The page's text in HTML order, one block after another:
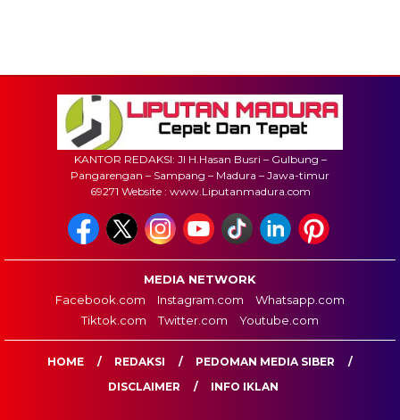
KANTOR REDAKSI: Jl H.Hasan Busri – Gulbung –
Pangarengan – Sampang – Madura – Jawa-timur
69271 Website : www.Liputanmadura.com
MEDIA NETWORK
Facebook.com
Instagram.com
Whatsapp.com
Tiktok.com
Twitter.com Youtube.com
HOME REDAKSI
PEDOMAN MEDIA SIBER
DISCLAIMER
INFO IKLAN